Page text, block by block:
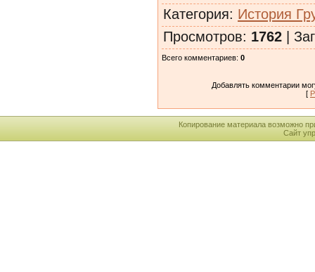
Категория: История
Просмотров: 1762 |
Всего комментариев: 0
Добавлять комментарии
[
Копирование материала возможно
Сайт